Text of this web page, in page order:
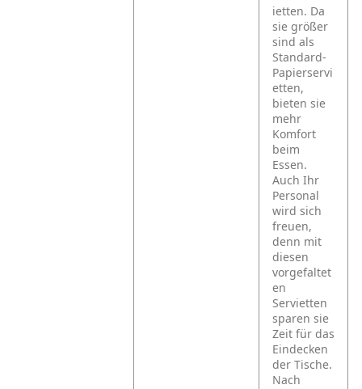
ietten. Da
sie größer
sind als
Standard-
Papierservi
etten,
bieten sie
mehr
Komfort
beim
Essen.
Auch Ihr
Personal
wird sich
freuen,
denn mit
diesen
vorgefaltet
en
Servietten
sparen sie
Zeit für das
Eindecken
der Tische.
Nach